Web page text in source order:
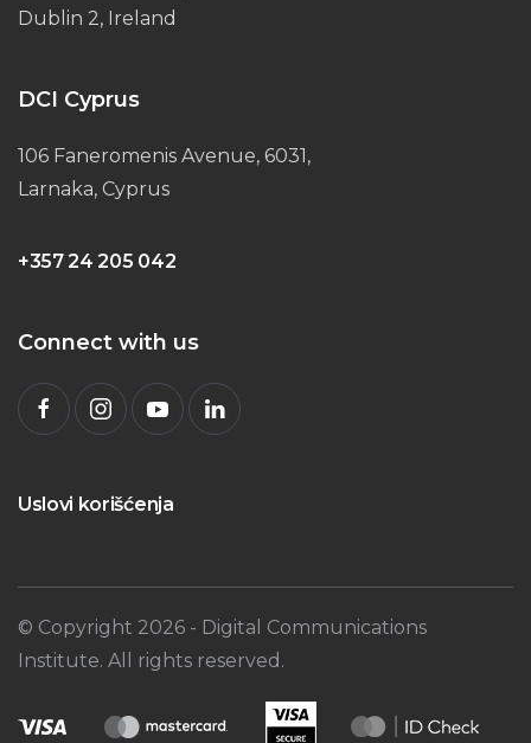
Dublin 2, Ireland
DCI Cyprus
106 Faneromenis Avenue, 6031,
Larnaka, Cyprus
+357 24 205 042
Connect with us
Uslovi korišćenja
© Copyright 2026 - Digital Communications
Institute. All rights reserved.